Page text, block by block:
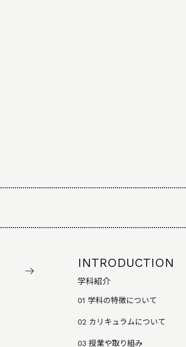
INTRODUCTION
学科紹介
01 学科の特徴について
02 カリキュラムについて
03 授業や取り組み